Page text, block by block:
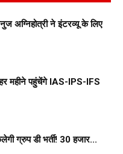
अग्निहोत्री ने इंटरव्यू के लिए
महीने पहुंचेंगे IAS-IPS-IFS
ग्रुप डी भर्ती! 30 हजार...